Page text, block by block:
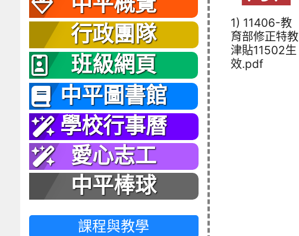
1) 11406-教
育部修正特教
津貼11502生
效.pdf
行政團隊
班級網頁
中平圖書館
學校行事曆
愛心志工
中平棒球
課程與教學